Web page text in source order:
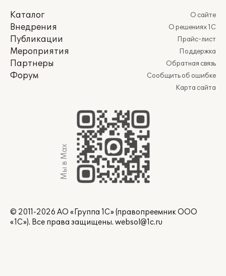
Каталог
Внедрения
Публикации
Мероприятия
Партнеры
Форум
О сайте
О решениях 1С
Прайс-лист
Поддержка
Обратная связь
Сообщить об ошибке
Карта сайта
Мы в Max
© 2011-2026 АО «Группа 1С» (правопреемник ООО
«1С»). Все права защищены. websol@1c.ru